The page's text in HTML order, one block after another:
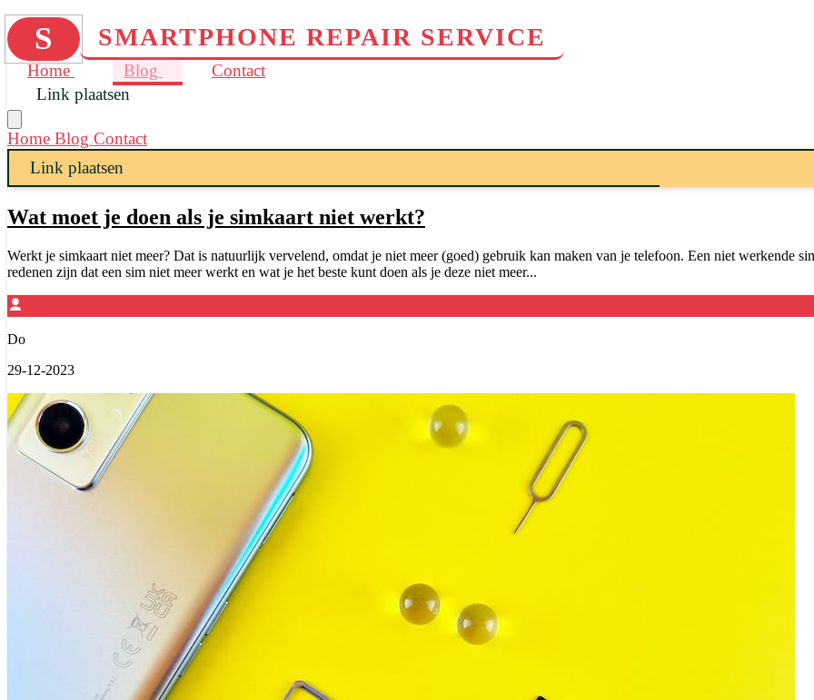
S SMARTPHONE REPAIR SERVICE
Home Blog
Contact
Link plaatsen
Home Blog Contact
Link plaatsen
Wat moet je doen als je simkaart niet werkt?
Werkt je simkaart niet meer? Dat is natuurlijk vervelend, omdat je niet meer (goed) gebruik kan maken van je telefoon. Een niet werkende
redenen zijn dat een sim niet meer werkt en wat je het beste kunt doen als je deze niet meer...
Do
29-12-2023